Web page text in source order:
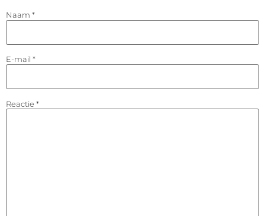
Naam *
E-mail *
Reactie *